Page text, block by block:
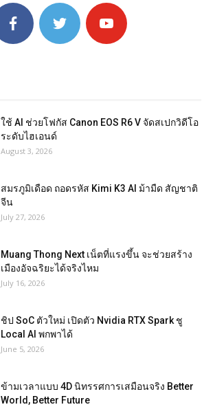
ใช้ AI ช่วยโฟกัส Canon EOS R6 V จัดสเปกวิดีโอ
ระดับไฮเอนด์
August 3, 2026
สมรภูมิเดือด ถอดรหัส Kimi K3 AI ม้ามืด สัญชาติ
จีน
July 27, 2026
Muang Thong Next เน็ตที่แรงขึ้น จะช่วยสร้าง
เมืองอัจฉริยะได้จริงไหม
July 16, 2026
ชิป SoC ตัวใหม่ เปิดตัว Nvidia RTX Spark ชู
Local AI พกพาได้
June 5, 2026
ข้ามเวลาแบบ 4D นิทรรศการเสมือนจริง Better
World, Better Future